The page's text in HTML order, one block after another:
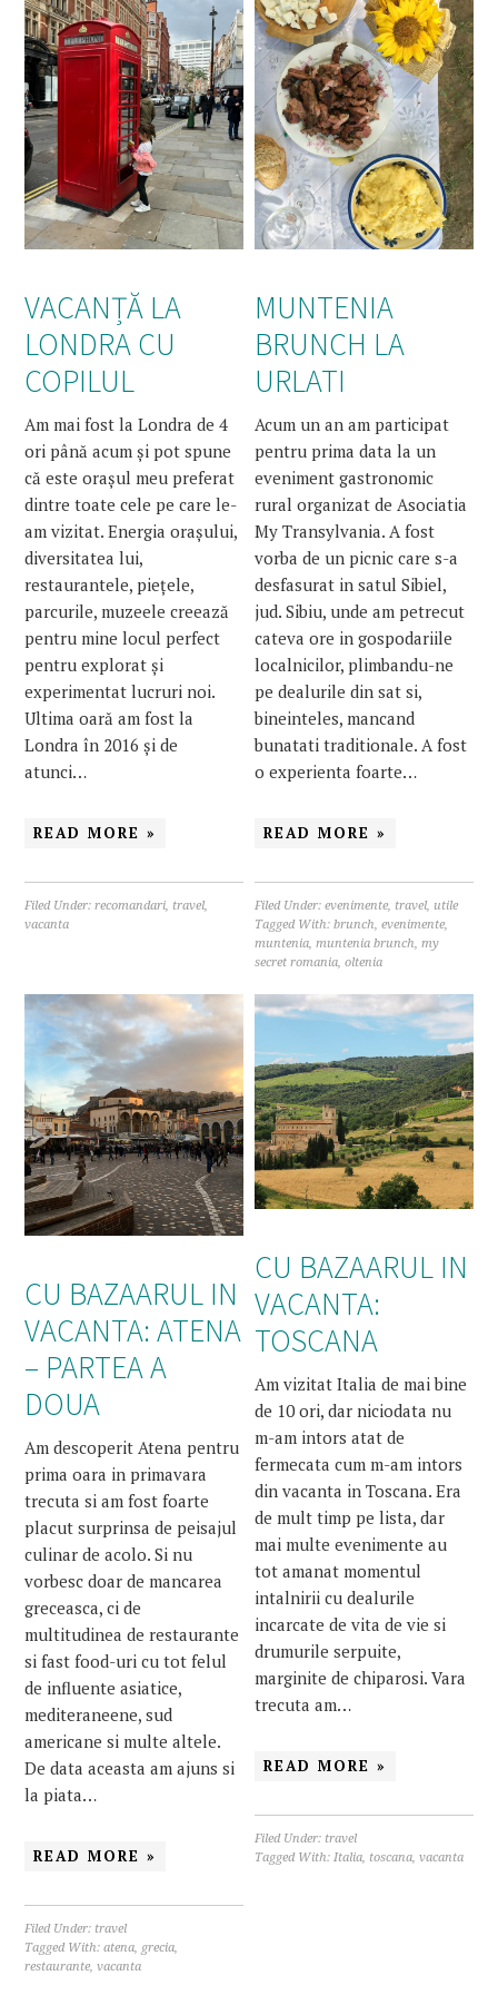
VACANȚĂ LA
LONDRA CU
COPILUL
Am mai fost la Londra de 4
ori până acum și pot spune
că este orașul meu preferat
dintre toate cele pe care le-
am vizitat. Energia orașului,
diversitatea lui,
restaurantele, piețele,
parcurile, muzeele creează
pentru mine locul perfect
pentru explorat și
experimentat lucruri noi.
Ultima oară am fost la
Londra în 2016 și de
atunci…
READ MORE »
Filed Under:recomandari, travel,
vacanta
MUNTENIA
BRUNCH LA
URLATI
Acum un an am participat
pentru prima data la un
eveniment gastronomic
rural organizat de Asociatia
My Transylvania. A fost
vorba de un picnic care s-a
desfasurat in satul Sibiel,
jud. Sibiu, unde am petrecut
cateva ore in gospodariile
localnicilor, plimbandu-ne
pe dealurile din sat si,
bineinteles, mancand
bunatati traditionale. A fost
o experienta foarte…
READ MORE »
Filed Under:evenimente, travel, utile
Tagged With:brunch,evenimente,
muntenia,muntenia brunch,my
secret romania,oltenia
CU BAZAARUL IN
VACANTA: ATENA
– PARTEA A
DOUA
Am descoperit Atena pentru
prima oara in primavara
trecuta si am fost foarte
placut surprinsa de peisajul
culinar de acolo. Si nu
vorbesc doar de mancarea
greceasca, ci de
multitudinea de restaurante
si fast food-uri cu tot felul
de influente asiatice,
mediteraneene, sud
americane si multe altele.
De data aceasta am ajuns si
la piata…
READ MORE »
Filed Under: travel
Tagged With:atena, grecia,
restaurante,vacanta
CU BAZAARUL IN
VACANTA:
TOSCANA
Am vizitat Italia de mai bine
de 10 ori, dar niciodata nu
m-am intors atat de
fermecata cum m-am intors
din vacanta in Toscana. Era
de mult timp pe lista, dar
mai multe evenimente au
tot amanat momentul
intalnirii cu dealurile
incarcate de vita de vie si
drumurile serpuite,
marginite de chiparosi. Vara
trecuta am…
READ MORE »
Filed Under: travel
Tagged With:Italia, toscana,vacanta